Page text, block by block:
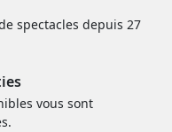
spectacles depuis 27
vous sont